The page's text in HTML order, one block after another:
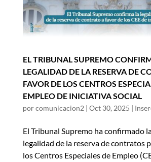
EL TRIBUNAL SUPREMO
LEGALIDAD DE LA RESERVA DE
FAVOR DE LOS CENTROS
EMPLEO DE INICIATIVA SOCIAL
porcomunicacion2| Oct 30, 2025 |
El Tribunal Supremo ha confirmado
legalidad de la reserva de contratos
los Centros Especiales de Empleo